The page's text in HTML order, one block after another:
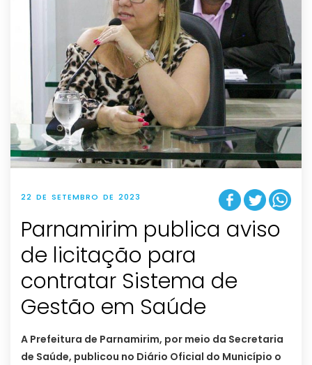
22 DE SETEMBRO DE 2023
Parnamirim publica aviso
de licitação para
contratar Sistema de
Gestão em Saúde
A Prefeitura de Parnamirim, por meio da Secretaria
de Saúde, publicou no Diário Oficial do Município o